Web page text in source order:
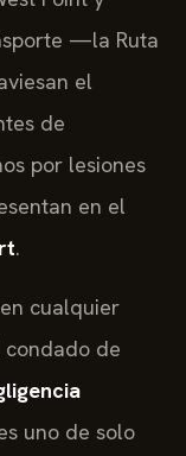
—la Ruta
el
de
por lesiones
en el
.
cualquier
condado de
uno de solo